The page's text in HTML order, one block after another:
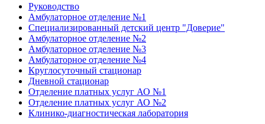
Руководство
Амбулаторное отделение №1
Специализированный детский центр "Доверие"
Амбулаторное отделение №2
Амбулаторное отделение №3
Амбулаторное отделение №4
Круглосуточный стационар
Дневной стационар
Отделение платных услуг АО №1
Отделение платных услуг АО №2
Клинико-диагностическая лаборатория